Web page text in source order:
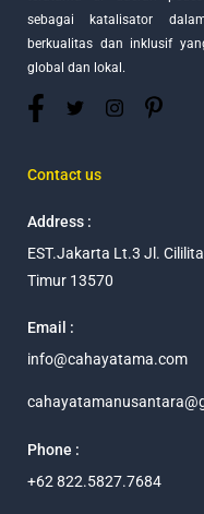
sebagai katalisator
berkualitas dan inklusif
global dan lokal.
Contact us
Address :
EST.Jakarta Lt.3 Jl.
Timur 13570
Email :
info@cahayatama.com
Phone :
+62 822.5827.7684